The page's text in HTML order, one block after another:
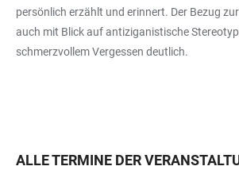
persönlich erzählt und erinnert. Der Bezug
auch mit Blick auf antiziganistische
schmerzvollem Vergessen deutlich.
ALLE TERMINE DER